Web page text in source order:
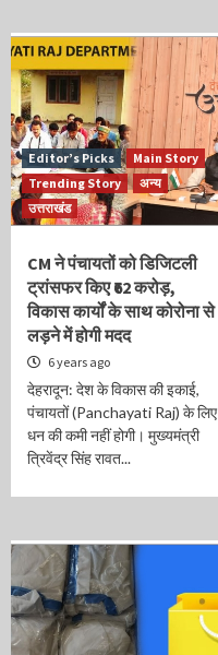
Editor’s Picks
Main Story
Trending Story
अन्य
उत्तराखंड
CM ने पंचायतों को डिजिटली
ट्रांसफर किए ₹62 करोड़,
विकास कार्यों के साथ कोरोना से
लड़ने में होगी मदद
6 years ago
देहरादून: देश के विकास की इकाई,
पंचायतों (Panchayati Raj) के लिए
धन की कमी नहीं होगी। मुख्यमंत्री
त्रिवेंद्र सिंह रावत...